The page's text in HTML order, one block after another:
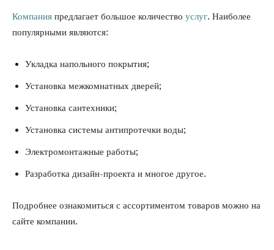
Компания предлагает большое количество услуг. Наиболее
популярными являются:
Укладка напольного покрытия;
Установка межкомнатных дверей;
Установка сантехники;
Установка системы антипротечки воды;
Электромонтажные работы;
Разработка дизайн-проекта и многое другое.
Подробнее ознакомиться с ассортиментом товаров можно на
сайте компании.